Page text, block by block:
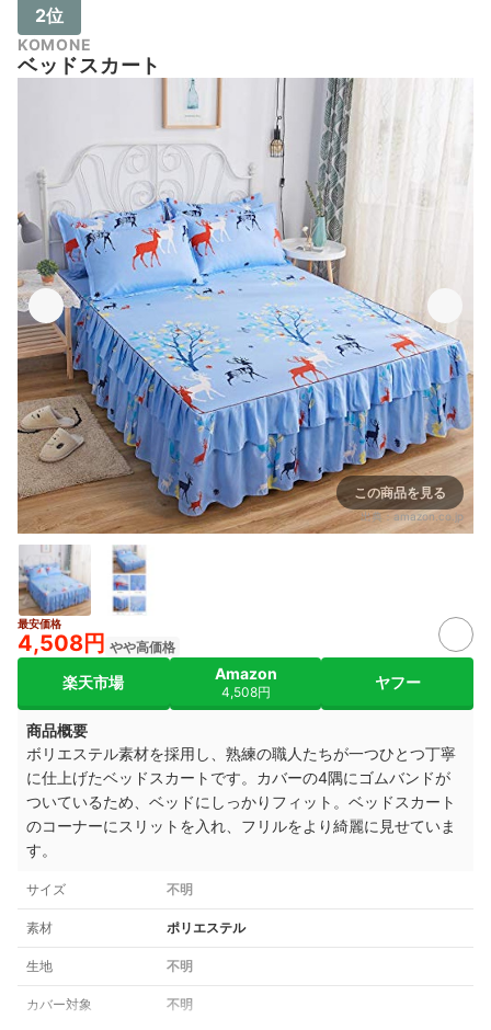
2位
KOMONE
ベッドスカート
この商品を見る
出典： amazon.co.jp
最安価格
4,508円 やや高価格
楽天市場 Amazon
4,508円
ヤフー
商品概要
ボリエステル素材を採用し、熟練の職人たちが一つひとつ丁寧
に仕上げたベッドスカートです。カバーの4隅にゴムバンドが
ついているため、ベッドにしっかりフィット。ベッドスカート
のコーナーにスリットを入れ、フリルをより綺麗に見せていま
す。
サイズ 不明
素材 ポリエステル
生地 不明
カバー対象 不明